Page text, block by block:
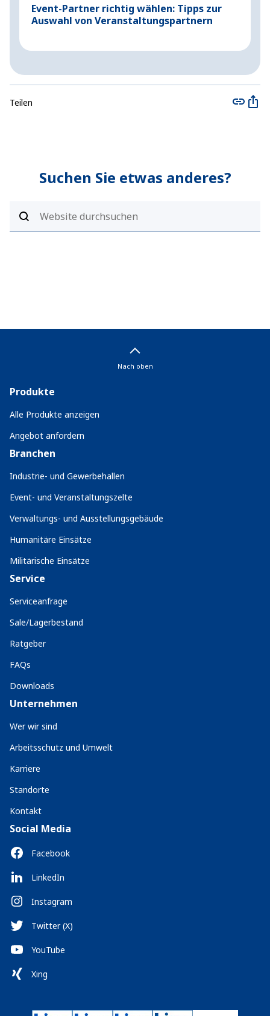
Event-Partner richtig wählen: Tipps zur
Auswahl von Veranstaltungspartnern
Teilen
Suchen Sie etwas anderes?
Nach oben
Produkte
Alle Produkte anzeigen
Angebot anfordern
Branchen
Industrie- und Gewerbehallen
Event- und Veranstaltungszelte
Verwaltungs- und Ausstellungsgebäude
Humanitäre Einsätze
Militärische Einsätze
Service
Serviceanfrage
Sale/Lagerbestand
Ratgeber
FAQs
Downloads
Unternehmen
Wer wir sind
Arbeitsschutz und Umwelt
Karriere
Standorte
Kontakt
Social Media
Facebook
LinkedIn
Instagram
Twitter (X)
YouTube
Xing